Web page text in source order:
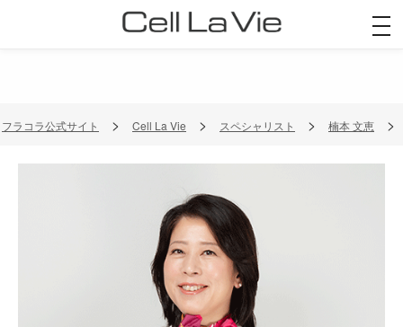
フラコラ公式サイト Cell La Vie スペシャリスト 楠本 文恵